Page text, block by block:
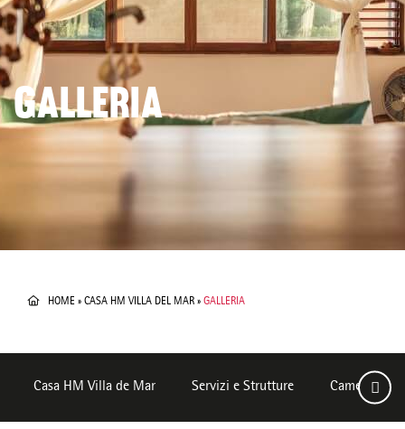
GALLERIA
HOME » CASA HM VILLA DEL MAR » GALLERIA
Casa HM Villa de Mar Servizi e Strutture Camere